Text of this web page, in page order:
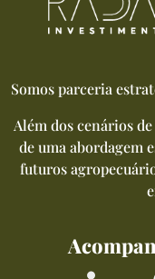
Somos parceria
Além dos cenários
de uma abordagem
futuros